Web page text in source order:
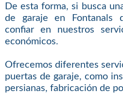
De esta forma, si busca
de garaje en Fontanals
confiar en nuestros
económicos.
Ofrecemos diferentes
puertas de garaje, como
persianas, fabricación de